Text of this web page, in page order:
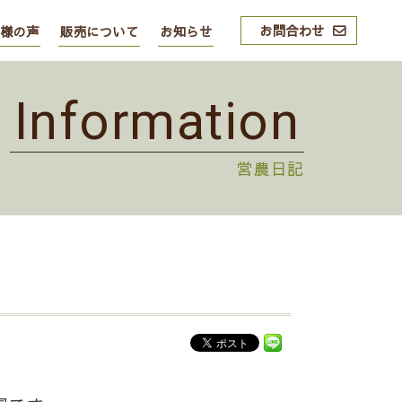
の声 販売について お知らせ お問合わせ
Information
営農日記